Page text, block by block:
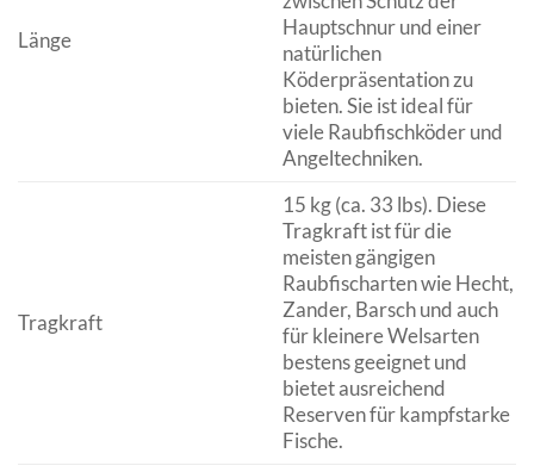
Länge
Hauptschnur und einer
natürlichen
Köderpräsentation zu
bieten. Sie ist ideal für
viele Raubfischköder und
Angeltechniken.
Tragkraft
15 kg (ca. 33 lbs). Diese
Tragkraft ist für die
meisten gängigen
Raubfischarten wie Hecht,
Zander, Barsch und auch
für kleinere Welsarten
bestens geeignet und
bietet ausreichend
Reserven für kampfstarke
Fische.